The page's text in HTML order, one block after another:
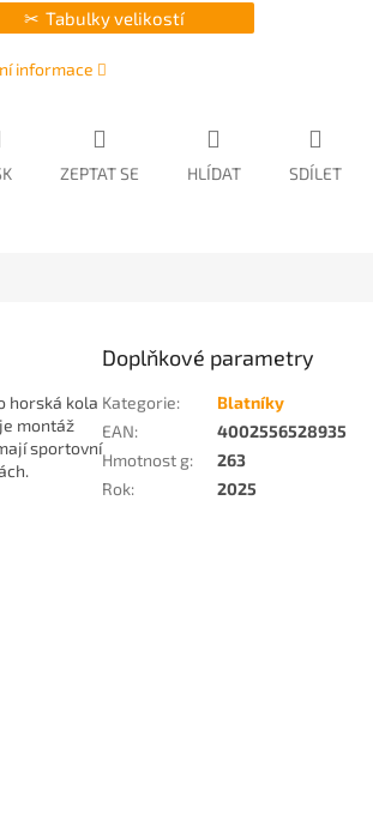
Tabulky velikostí
informace
ZEPTAT SE HLÍDAT SDÍLET
horská kola
montáž
sportovní
Doplňkové parametry
Kategorie:
Blatníky
EAN:
4002556528935
Hmotnost g:
263
Rok: 2025